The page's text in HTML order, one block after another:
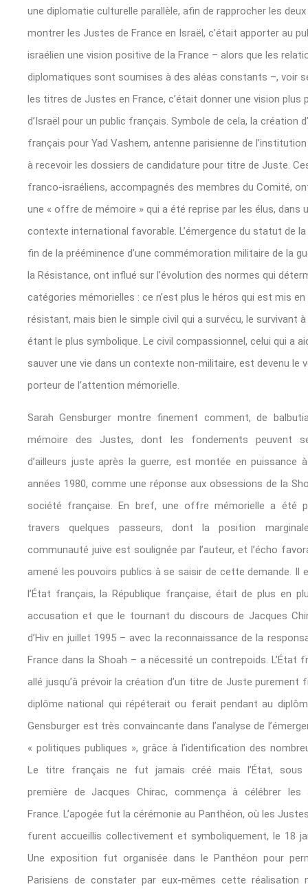
une diplomatie culturelle parallèle, afin de rapprocher les deux
montrer les Justes de France en Israël, c’était apporter au
israélien une vision positive de la France – alors que les
diplomatiques sont soumises à des aléas constants –, voir
les titres de Justes en France, c’était donner une vision plus
d’Israël pour un public français. Symbole de cela, la création
français pour Yad Vashem, antenne parisienne de
à recevoir les dossiers de candidature pour titre de Juste.
franco-israéliens, accompagnés des membres du Comité,
une « offre de mémoire » qui a été reprise par les élus, dans
contexte international favorable. L’émergence du statut de
fin de la prééminence d’une commémoration militaire de la
la Résistance, ont influé sur l’évolution des normes qui
catégories mémorielles : ce n’est plus le héros qui est mis en
résistant, mais bien le simple civil qui a survécu, le survivant
étant le plus symbolique. Le civil compassionnel, celui qui a
sauver une vie dans un contexte non-militaire, est devenu le
porteur de l’attention mémorielle.
Sarah Gensburger montre finement comment, de
mémoire des Justes, dont les fondements peuvent
d’ailleurs juste après la guerre, est montée en puissance
années 1980, comme une réponse aux obsessions de la
société française. En bref, une offre mémorielle a été
travers quelques passeurs, dont la position
communauté juive est soulignée par l’auteur, et l’écho
amené les pouvoirs publics à se saisir de cette demande. Il
l’État français, la République française, était de plus en
accusation et que le tournant du discours de Jacques
d’Hiv en juillet 1995 – avec la reconnaissance de la
France dans la Shoah – a nécessité un contrepoids. L’État
allé jusqu’à prévoir la création d’un titre de Juste purement
diplôme national qui répéterait ou ferait pendant au
Gensburger est très convaincante dans l’analyse de
« politiques publiques », grâce à l’identification des
Le titre français ne fut jamais créé mais l’État, sous
première de Jacques Chirac, commença à célébrer les
France. L’apogée fut la cérémonie au Panthéon, où les
furent accueillis collectivement et symboliquement, le 18
Une exposition fut organisée dans le Panthéon pour
Parisiens de constater par eux-mêmes cette réalisation